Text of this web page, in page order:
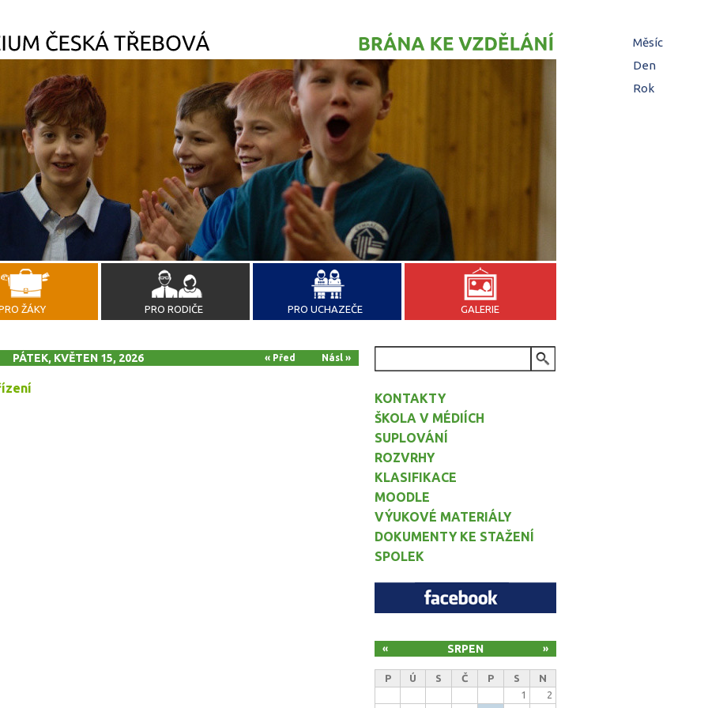
ŽÁKY PRO RODIČE PRO UCHAZEČE GALERIE
PÁTEK, KVĚTEN 15, 2026 « Před Násl »
KONTAKTY
ŠKOLA V MÉDIÍCH
SUPLOVÁNÍ
ROZVRHY
KLASIFIKACE
MOODLE
VÝUKOVÉ MATERIÁLY
DOKUMENTY KE STAŽENÍ
SPOLEK
SRPEN
« »
P Ú S Č P S
N
1
2
Měsíc
Den(aktivní
Rok